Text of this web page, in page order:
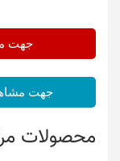
جهت
جهت
محصولات